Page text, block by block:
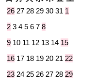
26 27 28 29 30 31 1
2 3 4 5 6 7 8
9 10 11 12 13 14 15
16 17 18 19 20 21 22
23 24 25 26 27 28 29